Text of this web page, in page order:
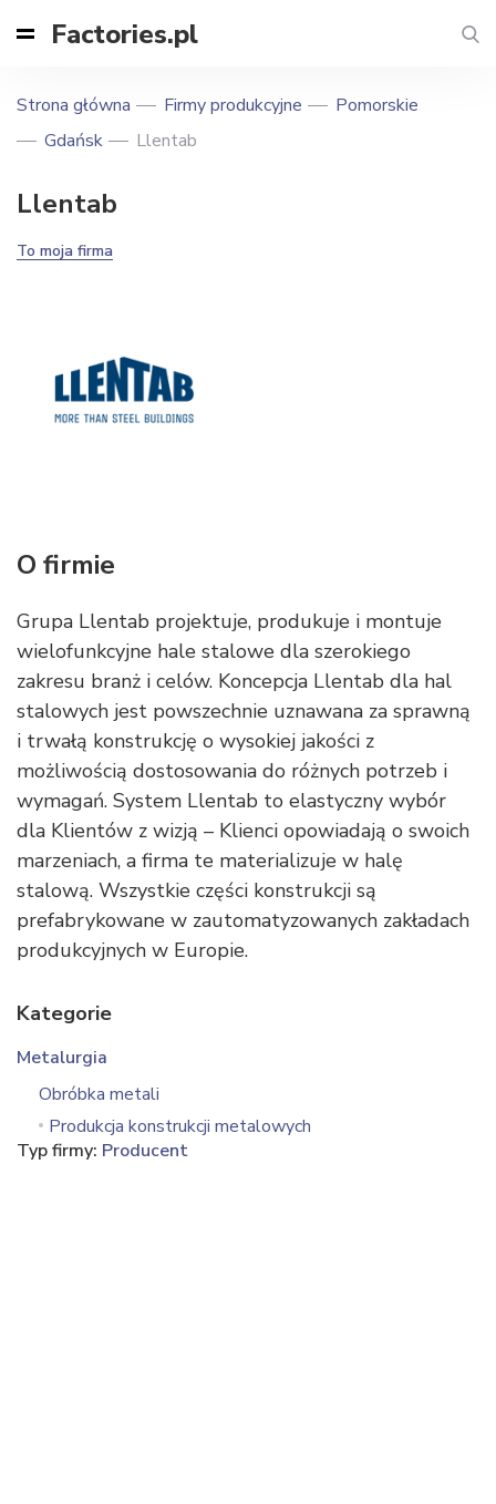
Factories.pl
Strona główna Firmy produkcyjne
Pomorskie
Gdańsk
Llentab
Llentab
To moja firma
O firmie
Grupa Llentab projektuje, produkuje i montuje
wielofunkcyjne hale stalowe dla szerokiego
zakresu branż i celów. Koncepcja Llentab dla hal
stalowych jest powszechnie uznawana za sprawną
i trwałą konstrukcję o wysokiej jakości z
możliwością dostosowania do różnych potrzeb i
wymagań. System Llentab to elastyczny wybór
dla Klientów z wizją – Klienci opowiadają o swoich
marzeniach, a firma te materializuje w halę
stalową. Wszystkie części konstrukcji są
prefabrykowane w zautomatyzowanych zakładach
produkcyjnych w Europie.
Kategorie
Metalurgia
Obróbka metali
Produkcja konstrukcji metalowych
Typ firmy: Producent